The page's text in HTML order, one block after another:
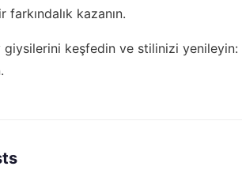
kazanın.
giysilerini keşfedin ve stilinizi yenileyin: